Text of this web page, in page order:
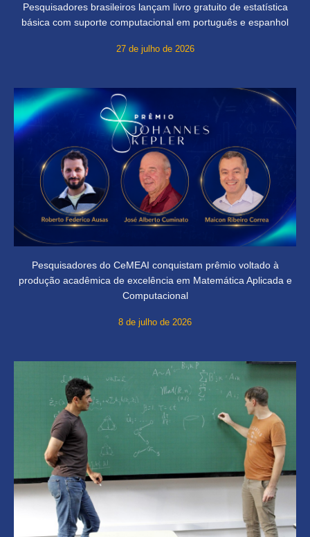
Pesquisadores brasileiros lançam livro gratuito de estatística
básica com suporte computacional em português e espanhol
27 de julho de 2026
Pesquisadores do CeMEAI conquistam prêmio voltado à
produção acadêmica de excelência em Matemática Aplicada e
Computacional
8 de julho de 2026